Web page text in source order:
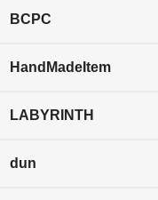
BCPC
HandMadeItem
LABYRINTH
dun